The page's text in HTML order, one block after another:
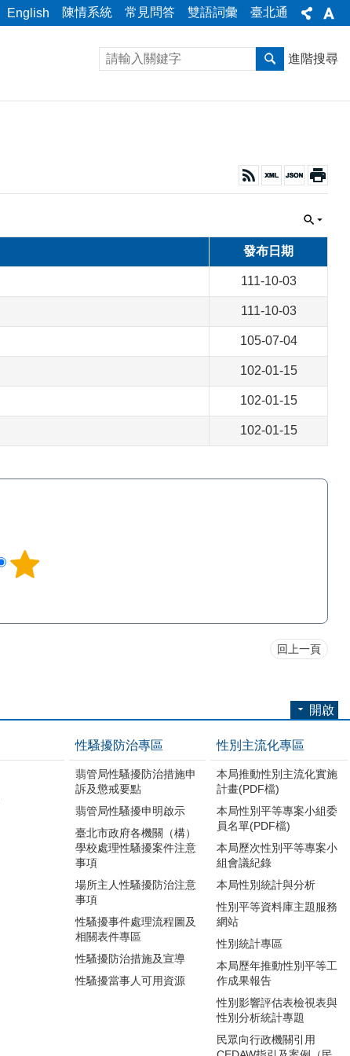
English 陳情系統 常見問答 雙語詞彙 臺北通
進階搜尋
發布日期
111-10-03
111-10-03
105-07-04
102-01-15
102-01-15
102-01-15
回上一頁
開啟
性騷擾防治專區
翡管局性騷擾防治措施申
訴及懲戒要點
翡管局性騷擾申明啟示
臺北市政府各機關（構）
學校處理性騷擾案件注意
事項
場所主人性騷擾防治注意
事項
性騷擾事件處理流程圖及
相關表件專區
性騷擾防治措施及宣導
性騷擾當事人可用資源
性別主流化專區
本局推動性別主流化實施
計畫(PDF檔)
本局性別平等專案小組委
員名單(PDF檔)
本局歷次性別平等專案小
組會議紀錄
本局性別統計與分析
性別平等資料庫主題服務
網站
性別統計專區
本局歷年推動性別平等工
作成果報告
性別影響評估表檢視表與
性別分析統計專題
民眾向行政機關引用